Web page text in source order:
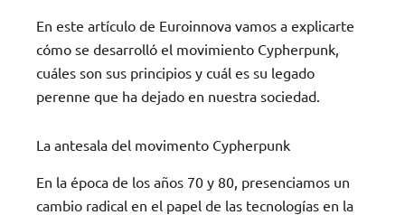
En este artículo de Euroinnova vamos a explicarte
cómo se desarrolló el movimiento Cypherpunk,
cuáles son sus principios y cuál es su legado
perenne que ha dejado en nuestra sociedad.
La antesala del movimento Cypherpunk
En la época de los años 70 y 80, presenciamos un
cambio radical en el papel de las tecnologías en la